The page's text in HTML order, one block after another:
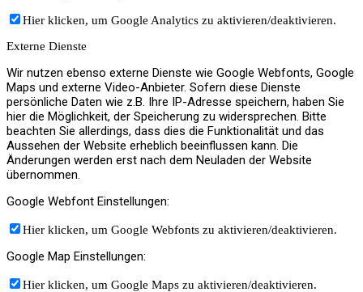
Jobs
Kontakt
Menü Menü
Hier klicken, um Google Analytics zu aktivieren/deaktivieren.
Externe Dienste
Wir nutzen ebenso externe Dienste wie Google Webfonts, Google
Maps und externe Video-Anbieter. Sofern diese Dienste
persönliche Daten wie z.B. Ihre IP-Adresse speichern, haben Sie
hier die Möglichkeit, der Speicherung zu widersprechen. Bitte
beachten Sie allerdings, dass dies die Funktionalität und das
Aussehen der Website erheblich beeinflussen kann. Die
Änderungen werden erst nach dem Neuladen der Website
übernommen.
Google Webfont Einstellungen:
Hier klicken, um Google Webfonts zu aktivieren/deaktivieren.
Google Map Einstellungen:
Hier klicken, um Google Maps zu aktivieren/deaktivieren.